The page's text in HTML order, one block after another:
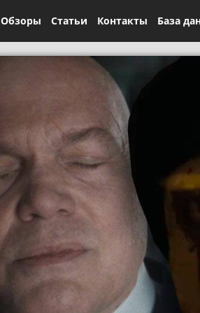
Обзоры Статьи Контакты База